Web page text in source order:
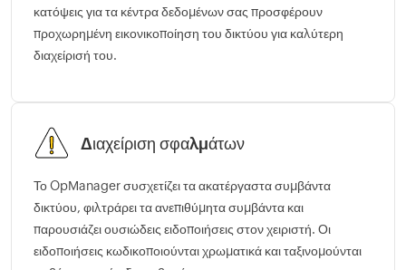
κατόψεις για τα κέντρα δεδομένων σας προσφέρουν
προχωρημένη εικονικοποίηση του δικτύου για καλύτερη
διαχείρισή του.
Διαχείριση σφαλμάτων
Το OpManager συσχετίζει τα ακατέργαστα συμβάντα
δικτύου, φιλτράρει τα ανεπιθύμητα συμβάντα και
παρουσιάζει ουσιώδεις ειδοποιήσεις στον χειριστή. Οι
ειδοποιήσεις κωδικοποιούνται χρωματικά και ταξινομούνται